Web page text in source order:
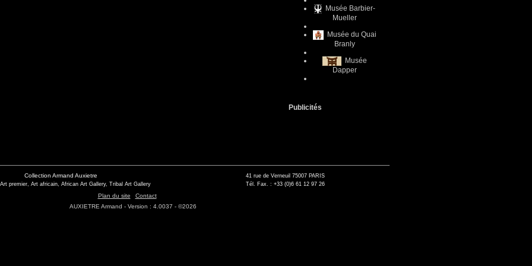
Musée Barbier-
Mueller
Musée du Quai
Branly
Musée
Dapper
Publicités
Collection Armand Auxietre
premier, Art africain, African Art Gallery, Tribal Art Gallery
41 rue de Verneuil 75007 PARIS
Tél. Fax. : +33 (0)6 61 12 97 26
Plan du site
Contact
AUXIETRE Armand - Version : 4.0037 - ©2026